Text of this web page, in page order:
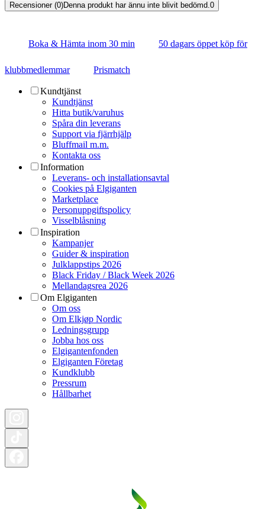
Recensioner (0)Denna produkt har ännu inte blivit bedömd.0
Boka & Hämta inom 30 min 50 dagars öppet köp för
klubbmedlemmar Prismatch
Kundtjänst
Kundtjänst
Hitta butik/varuhus
Spåra din leverans
Support via fjärrhjälp
Bluffmail m.m.
Kontakta oss
Information
Leverans- och installationsavtal
Cookies på Elgiganten
Marketplace
Personuppgiftspolicy
Visselblåsning
Inspiration
Kampanjer
Guider & inspiration
Julklappstips 2026
Black Friday / Black Week 2026
Mellandagsrea 2026
Om Elgiganten
Om oss
Om Elkjøp Nordic
Ledningsgrupp
Jobba hos oss
Elgigantenfonden
Elgiganten Företag
Kundklubb
Pressrum
Hållbarhet